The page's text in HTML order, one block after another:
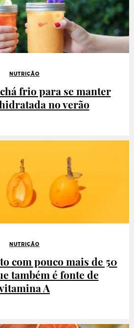
NUTRIÇÃO
frio para se manter
no verão
NUTRIÇÃO
com pouco mais de 50
também é fonte de
A